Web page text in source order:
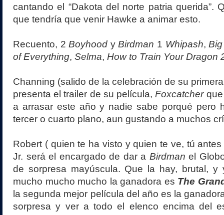
cantando el “Dakota del norte patria querida”.
que tendría que venir Hawke a animar esto.
Recuento, 2Boyhood yBirdman 1 Whipash,
of Everything, Selma, How to Train Your Dragon
Channing (salido de la celebración de su
presenta el trailer de su película,Foxcatcherque
a arrasar este año y nadie sabe porqué pero
tercer o cuarto plano, aun gustando a muchos
Robert ( quien te ha visto y quien te ve, tú
Jr. será el encargado de dar a Birdman el
de sorpresa mayúscula. Que la hay, brutal, y
mucho mucho mucho la ganadora es The
la segunda mejor película del año es la
sorpresa y ver a todo el elenco encima del